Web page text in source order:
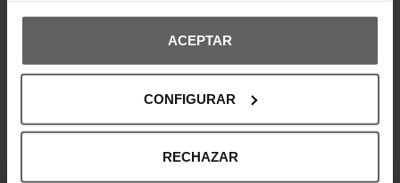
ACEPTAR
CONFIGURAR
RECHAZAR
OPINIONES DE CLIENTES
¡Entérate de todas las novedades y
ofertas!